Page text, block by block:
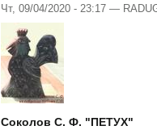
Чт, 09/04/2020 - 23:17 —
Соколов С. Ф. "ПЕТУХ"